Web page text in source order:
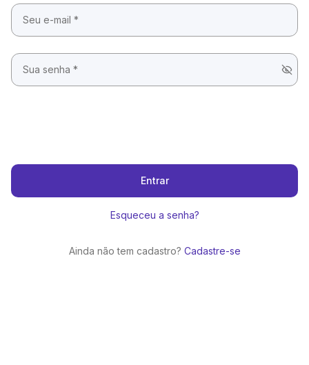
Entrar
Esqueceu a senha?
Ainda não tem cadastro? Cadastre-se